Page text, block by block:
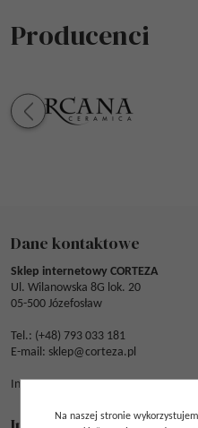
Producenci
Dane kontaktowe
Sklep internetowy CORTEZA
Ul. Wilanowska 8G lok. 20
05-500 Józefosław
Tel.: (+48) 793 033 181
E-mail: sklep@corteza.pl
Infolinia czynna pon. - pt. od 8:00 do
Na naszej stronie